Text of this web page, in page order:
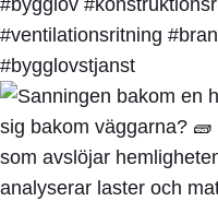
#ventilationsritning
#bygglovstjanst